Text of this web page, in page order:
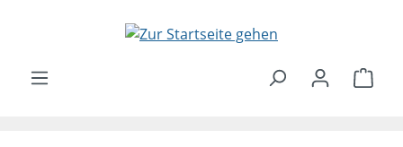
Zum Hauptinhalt springen